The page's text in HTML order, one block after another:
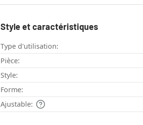
Style et caractéristiques
Type d'utilisation:
Pièce:
Style:
Forme:
Ajustable: